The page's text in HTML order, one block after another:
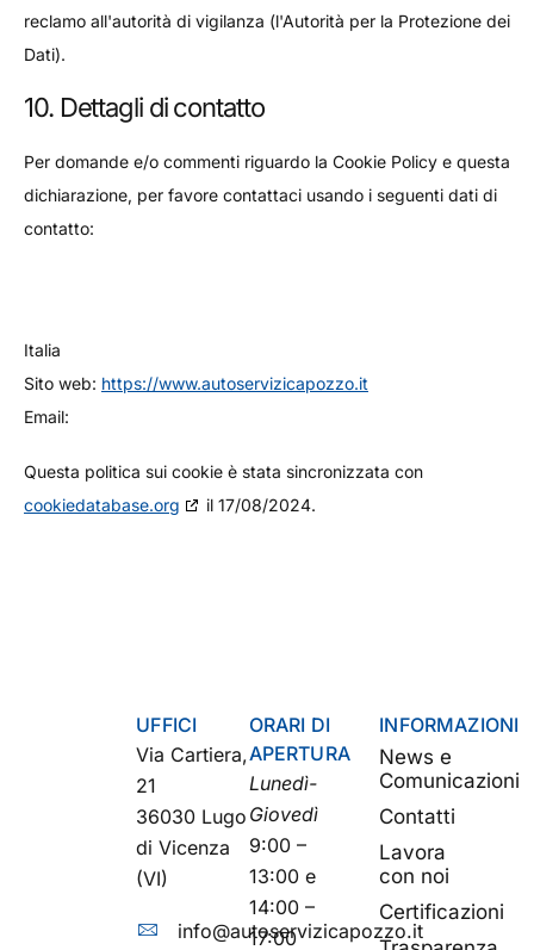
reclamo all'autorità di vigilanza (l'Autorità per la Protezione dei
Dati).
10. Dettagli di contatto
Per domande e/o commenti riguardo la Cookie Policy e questa
dichiarazione, per favore contattaci usando i seguenti dati di
contatto:
Italia
Sito web: https://www.autoservizicapozzo.it
Email:
Questa politica sui cookie è stata sincronizzata con
cookiedatabase.org
il 17/08/2024.
UFFICI
Via Cartiera,
21
36030 Lugo
di Vicenza
(VI)
info@autoservizicapozzo.it
ORARI DI
APERTURA
Lunedì-
Giovedì
9:00 –
13:00 e
14:00 –
17:00
INFORMAZIONI
News e
Comunicazioni
Contatti
Lavora
con noi
Certificazioni